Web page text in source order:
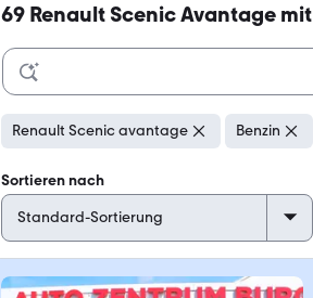
69 Renault Scenic Avantage
Renault Scenic avantage Benzin
Sortieren nach